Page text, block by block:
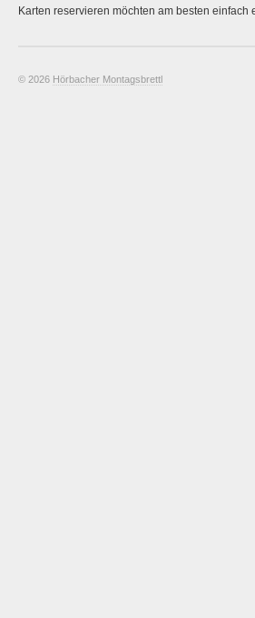
Karten reservieren möchten am besten
© 2026 Hörbacher Montagsbrettl